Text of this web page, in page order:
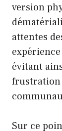
version
attentes
évitant
frustration
Sur ce